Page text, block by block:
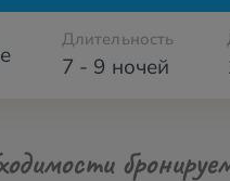
7 - 9 ночей
Длительность